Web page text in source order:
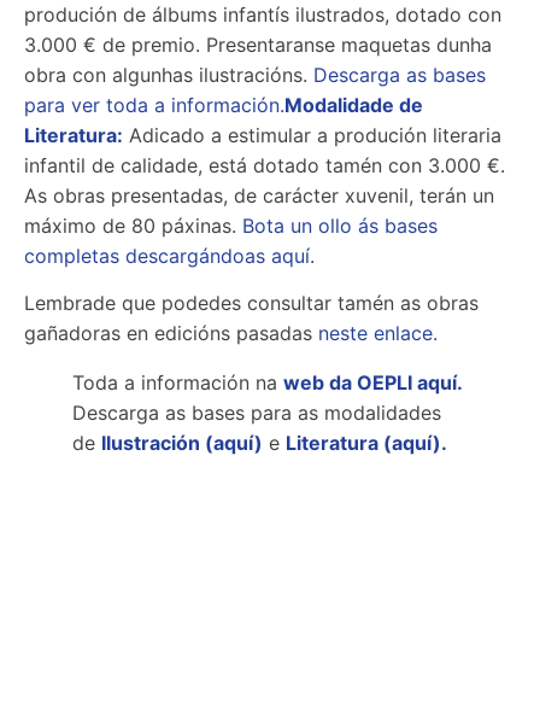
produción de álbums infantís ilustrados, dotado con
3.000 € de premio. Presentaranse maquetas dunha
obra con algunhas ilustracións. Descarga as bases
para ver toda a información.Modalidade de
Literatura: Adicado a estimular a produción literaria
infantil de calidade, está dotado tamén con 3.000 €.
As obras presentadas, de carácter xuvenil, terán un
máximo de 80 páxinas. Bota un ollo ás bases
completas descargándoas aquí.
Lembrade que podedes consultar tamén as obras
gañadoras en edicións pasadas neste enlace.
Toda a información na web da OEPLI aquí.
Descarga as bases para as modalidades
de Ilustración (aquí) e Literatura (aquí).